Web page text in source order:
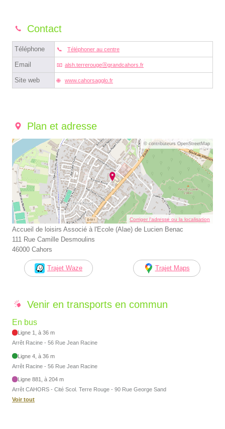
Contact
Téléphone Téléphoner au centre
Email alsh.terrerougeⓐgrandcahors.fr
Site web www.cahorsagglo.fr
Plan et adresse
© contributeurs OpenStreetMap
Corriger l’adresse ou la localisation
Accueil de loisirs Associé à l'Ecole (Alae) de Lucien Benac
111 Rue Camille Desmoulins
46000 Cahors
Trajet Waze Trajet Maps
Venir en transports en commun
En bus
Ligne 1, à 36 m
Arrêt Racine - 56 Rue Jean Racine
Ligne 4, à 36 m
Arrêt Racine - 56 Rue Jean Racine
Ligne 881, à 204 m
Arrêt CAHORS - Cité Scol. Terre Rouge - 90 Rue George Sand
Voir tout